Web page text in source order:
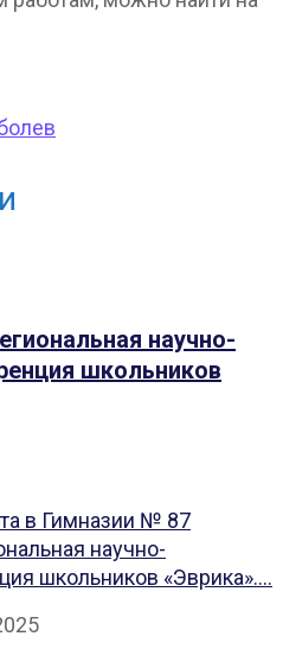
научно-
школьников
в Гимназии № 87
научно-
школьников «Эврика»....